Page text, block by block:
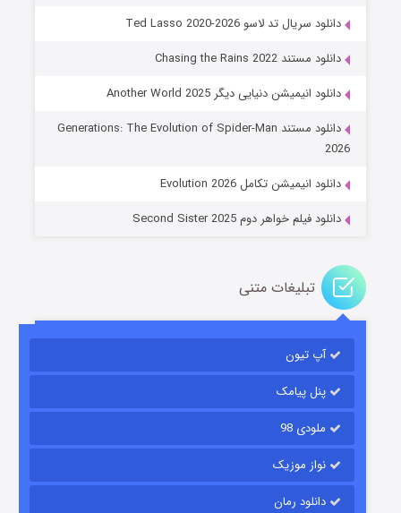
جادوگری در مغولستان
قسمت۱۴ (زیرنویس) منتشر شد
باب اسفنجی فصل ۱۷
قسمت۶ (زیرنویس) منتشر شد
دانلود سریال تد لاسو Ted Lasso 2020-2026
دانلود مستند Chasing the Rains 2022
دانلود انیمیشن دنیایی دیگر Another World 2025
دانلود مستند Generations: The Evolution of Spider-Man
2026
دانلود انیمیشن تکامل Evolution 2026
دانلود فیلم خواهر دوم Second Sister 2025
تبلیغات متنی
آپ تیون
پنل پیامک
ملودی 98
نواز موزیک
دانلود رمان